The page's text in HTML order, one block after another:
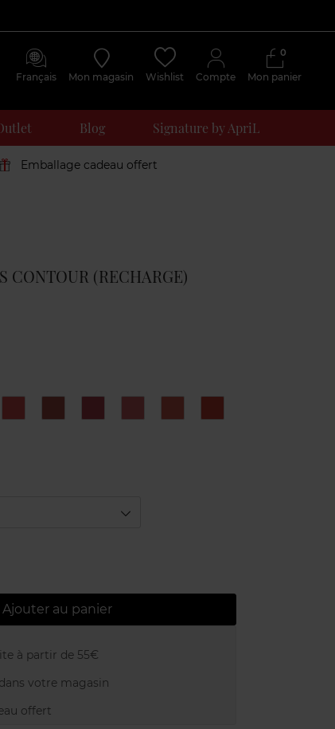
Français Mon magasin Wishlist Compte Mon panier
0
Blog Signature by ApriL
Emballage cadeau offert
CONTOUR (RECHARGE)
Ajouter au panier
à partir de 55€
votre magasin
offert